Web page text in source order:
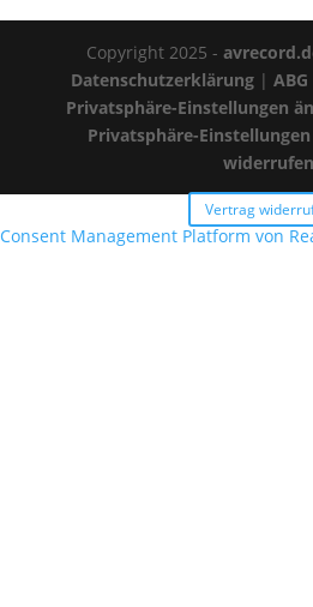
Copyright 2025 -
Datenschutzerklärung| ABG
Privatsphäre-Einstellungen
Privatsphäre-Einstellungen
widerrufen
Vertrag
Consent Management Platform von